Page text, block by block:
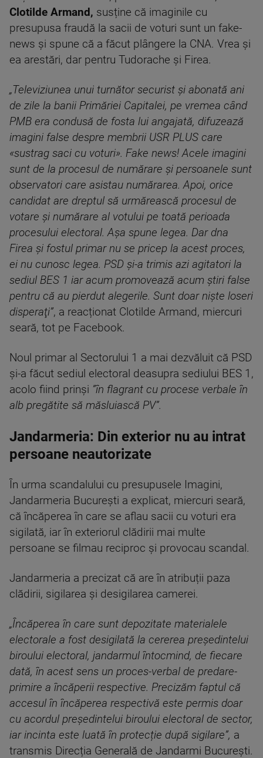
Clotilde Armand, susține că imaginile cu
presupusa fraudă la sacii de voturi sunt un fake-
news și spune că a făcut plângere la CNA. Vrea și
ea arestări, dar pentru Tudorache și Firea.
„Televiziunea unui turnător securist şi abonată ani
de zile la banii Primăriei Capitalei, pe vremea când
PMB era condusă de fosta lui angajată, difuzează
imagini false despre membrii USR PLUS care
«sustrag saci cu voturi». Fake news! Acele imagini
sunt de la procesul de numărare şi persoanele sunt
observatori care asistau numărarea. Apoi, orice
candidat are dreptul să urmărească procesul de
votare şi numărare al votului pe toată perioada
procesului electoral. Aşa spune legea. Dar dna
Firea şi fostul primar nu se pricep la acest proces,
ei nu cunosc legea. PSD şi-a trimis azi agitatori la
sediul BES 1 iar acum promovează acum ştiri false
pentru că au pierdut alegerile. Sunt doar nişte loseri
disperaţi”, a reacționat Clotilde Armand, miercuri
seară, tot pe Facebook.
Noul primar al Sectorului 1 a mai dezvăluit că PSD
şi-a făcut sediul electoral deasupra sediului BES 1,
acolo fiind prinşi ”în flagrant cu procese verbale în
alb pregătite să măsluiască PV”.
Jandarmeria: Din exterior nu au intrat
persoane neautorizate
În urma scandalului cu presupusele Imagini,
Jandarmeria București a explicat, miercuri seară,
că încăperea în care se aflau sacii cu voturi era
sigilată, iar în exteriorul clădirii mai multe
persoane se filmau reciproc și provocau scandal.
Jandarmeria a precizat că are în atribuții paza
clădirii, sigilarea și desigilarea camerei.
„Încăperea în care sunt depozitate materialele
electorale a fost desigilată la cererea președintelui
biroului electoral, jandarmul întocmind, de fiecare
dată, în acest sens un proces-verbal de predare-
primire a încăperii respective. Precizăm faptul că
accesul în încăperea respectivă este permis doar
cu acordul președintelui biroului electoral de sector,
iar incinta este luată în protecție după sigilare”, a
transmis Direcția Generală de Jandarmi București.